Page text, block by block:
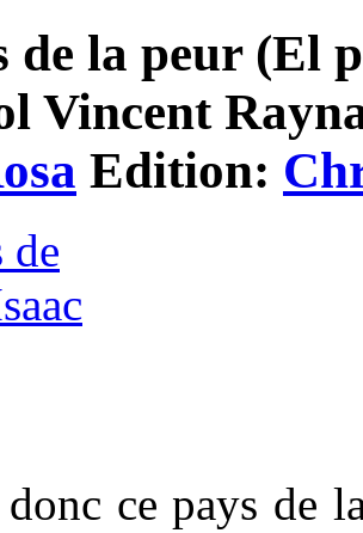
de la peur (El
Vincent
Edition:
ce pays de